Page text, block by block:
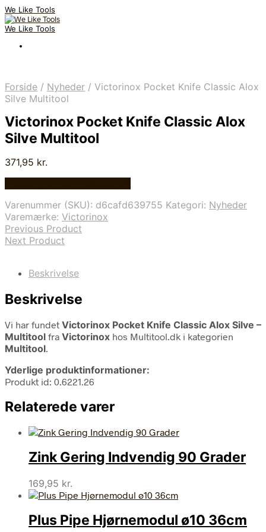
We Like Tools
We Like Tools
Forside / Nyheder / Victorinox Pocket Knife Classic Alox
Silve Multitool
Victorinox Pocket Knife Classic Alox
Silve Multitool
371,95 kr.
Varenummer (SKU): d6cafd639755 Kategori: Nyheder
Varemærke: Victorinox
Previous Product
Next Product
Beskrivelse
Beskrivelse
Vi har fundet Victorinox Pocket Knife Classic Alox Silve –
Multitool fra Victorinox hos Multitool.dk i kategorien
Multitool.
Yderlige produktinformationer:
Produkt id: 0.6221.26
Relaterede varer
Zink Gering Indvendig 90 Grader
169,95 kr.
Plus Pipe Hjørnemodul ø10 36cm